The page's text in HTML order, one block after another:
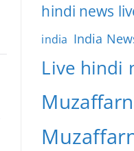
hindi news
india India
Live hindi